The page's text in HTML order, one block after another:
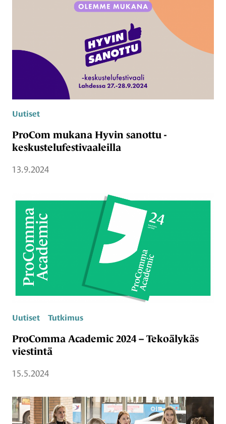
Uutiset
ProCom mukana Hyvin sanottu -
keskustelufestivaaleilla
13.9.2024
Uutiset Tutkimus
ProComma Academic 2024 – Tekoälykäs
viestintä
15.5.2024